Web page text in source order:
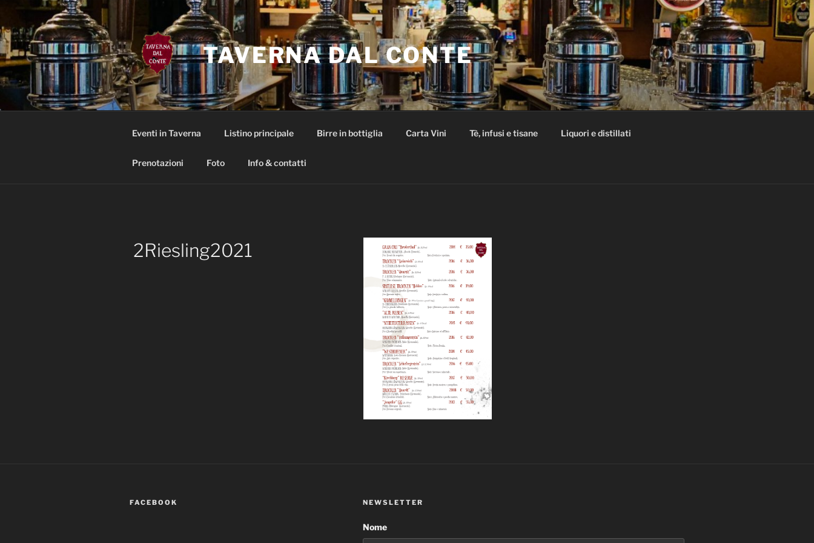
contenuto
TAVERNA DAL CONTE
Eventi in Taverna Listino principale Birre in bottiglia Carta Vini Tè, infusi e tisane Liquori e distillati
Prenotazioni Foto Info & contatti
2Riesling2021
FACEBOOK NEWSLETTER
Nome